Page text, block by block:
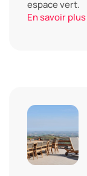
espace vert.
En savoir plus